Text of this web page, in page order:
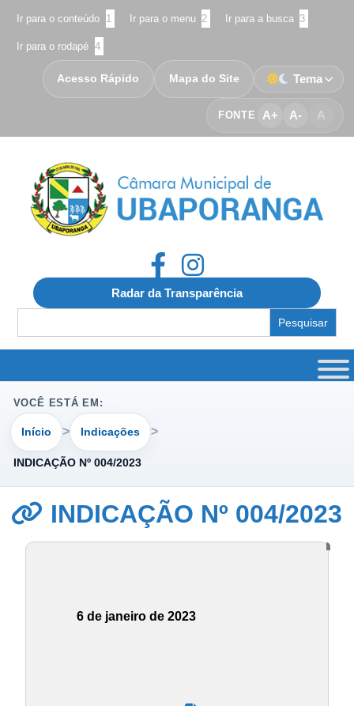
Ir para o conteúdo 1 Ir para o menu 2 Ir para a busca 3
Ir para o rodapé 4
FONTE A+ A- A
Acesso Rápido Mapa do Site Tema
Radar da Transparência
for:
VOCÊ ESTÁ EM:
Início Indicações
INDICAÇÃO Nº 004/2023
INDICAÇÃO Nº 004/2023
6 de janeiro de 2023